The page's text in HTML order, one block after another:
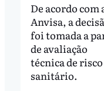
De acordo com
Anvisa, a
foi tomada a
de avaliação
técnica de risco
sanitário.